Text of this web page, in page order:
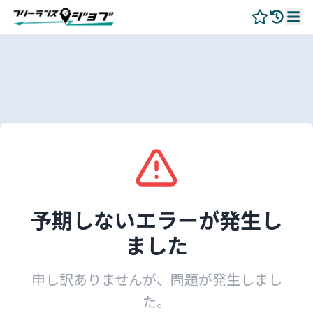
予期しないエラーが発生し
ました
申し訳ありませんが、問題が発生しまし
た。